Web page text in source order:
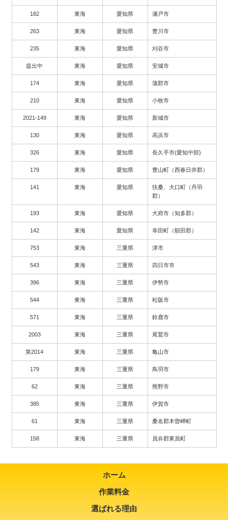
182 東海 愛知県 瀬戸市
263 東海 愛知県 豊川市
235 東海 愛知県 刈谷市
提出中 東海 愛知県 安城市
174 東海 愛知県 蒲郡市
210 東海 愛知県 小牧市
2021-149 東海 愛知県 新城市
130 東海 愛知県 高浜市
326 東海 愛知県 長久手市(愛知中部)
179 東海 愛知県 豊山町（西春日井郡）
141 東海 愛知県
扶桑、大口町（丹羽
郡）
193 東海 愛知県 大府市（知多郡）
142 東海 愛知県 幸田町（額田郡）
753 東海 三重県 津市
543 東海 三重県 四日市市
396 東海 三重県 伊勢市
544 東海 三重県 松阪市
571 東海 三重県 鈴鹿市
2003 東海 三重県 尾鷲市
第2014 東海 三重県 亀山市
179 東海 三重県 鳥羽市
62 東海 三重県 熊野市
385 東海 三重県 伊賀市
61 東海 三重県 桑名郡木曽岬町
158 東海 三重県 員弁郡東員町
ホーム
作業料金
選ばれる理由